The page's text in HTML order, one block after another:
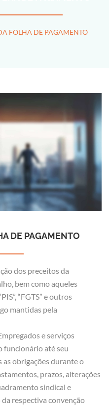
FOLHA DE PAGAMENTO
DE PAGAMENTO
dos preceitos da
bem como aqueles
“FGTS” e outros
mantidas pela
e serviços
funcionário até seu
obrigações durante o
prazos, alterações
sindical e
respectiva convenção